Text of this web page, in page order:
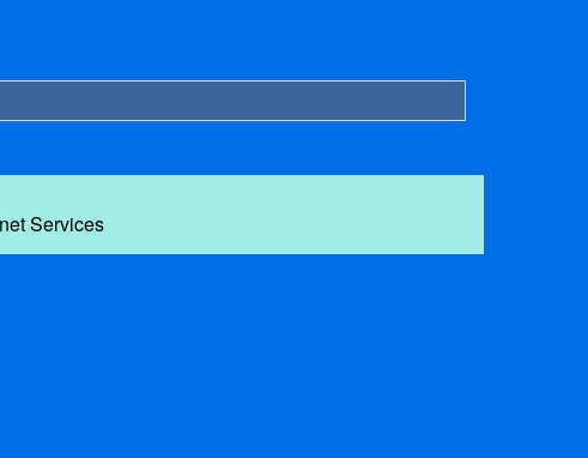
Services